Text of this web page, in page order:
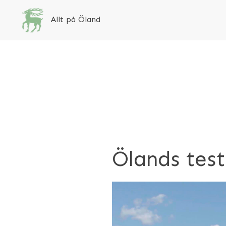
Allt på Öland
Ölands